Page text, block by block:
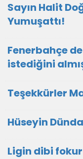
Sayın Halit
Yumuşattı!
Fenerbahçe
istediğini
Teşekkürler
Hüseyin
Ligin dibi